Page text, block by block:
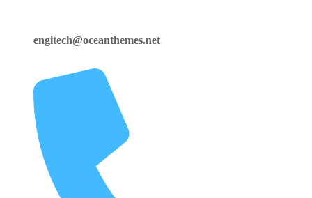
engitech@oceanthemes.net